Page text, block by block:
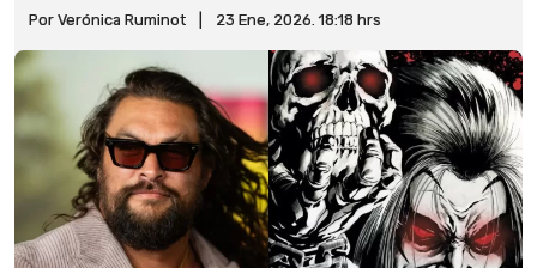
Por Verónica Ruminot 23 Ene, 2026. 18:18 hrs